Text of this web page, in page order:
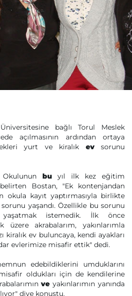
bağlı Torul Meslek
açılmasının ardından ortaya
yurt ve kiralık evsorunu
bu yıl ilk kez eğitim
Bostan, "Ek kontenjandan
okula kayıt yaptırmasıyla birlikte
yaşandı. Özellikle bu sorunu
yaşatmak istemedik. İlk önce
üzere akrabalarım, yakınlarımla
kiralık ev buluncaya, kendi ayakları
evlerimize misafir ettik" dedi.
edebildiklerini umduklarını
oldukları için de kendilerine
ve yakınlarımın yanında
diye konuştu.